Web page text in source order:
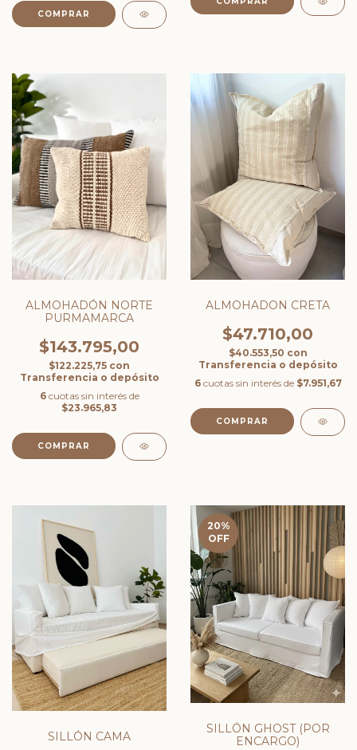
COMPRAR
ALMOHADÓN NORTE
PURMAMARCA
$143.795,00
$122.225,75 con
Transferencia o depósito
6 cuotas sin interés de
$23.965,83
ALMOHADON CRETA
$47.710,00
$40.553,50 con
Transferencia o depósito
6 cuotas sin interés de $7.951,67
COMPRAR
SILLÓN CAMA
20%
OFF
SILLÓN GHOST (POR
ENCARGO)